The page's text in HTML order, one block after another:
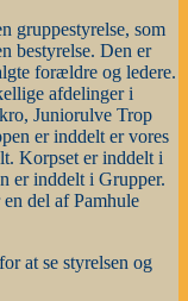
gruppestyrelse, som
bestyrelse. Den er
forældre og ledere.
afdelinger i
Juniorulve Trop
er inddelt er vores
Korpset er inddelt i
er inddelt i Grupper.
del af Pamhule
at se styrelsen og